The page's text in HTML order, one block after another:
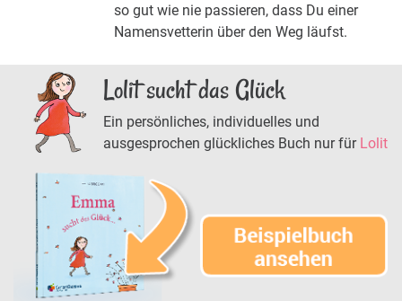
so gut wie nie passieren, dass Du einer
Namensvetterin über den Weg läufst.
Lolit sucht das Glück
Ein persönliches, individuelles und
ausgesprochen glückliches Buch nur für Lolit